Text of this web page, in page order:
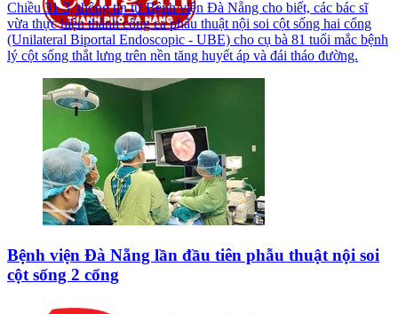
Chiều 31-3, thông tin từ Bệnh viện Đà Nẵng cho biết, các bác sĩ
vừa thực hiện thành công ca phẫu thuật nội soi cột sống hai cổng
(Unilateral Biportal Endoscopic - UBE) cho cụ bà 81 tuổi mắc bệnh
lý cột sống thắt lưng trên nền tăng huyết áp và đái tháo đường.
Bệnh viện Đà Nẵng lần đầu tiên phẫu thuật nội soi
cột sống 2 cổng